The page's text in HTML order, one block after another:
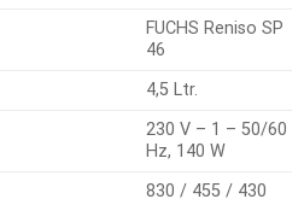
FUCHS Reniso SP
46
4,5 Ltr.
230 V – 1 – 50/60
Hz, 140 W
830 / 455 / 430